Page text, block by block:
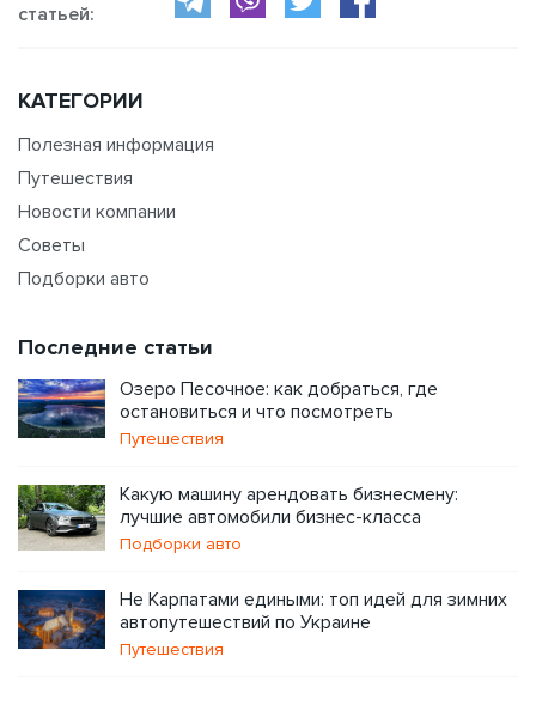
статьей:
КАТЕГОРИИ
Полезная информация
Путешествия
Новости компании
Советы
Подборки авто
Последние статьи
Озеро Песочное: как добраться, где
остановиться и что посмотреть
Путешествия
Какую машину арендовать бизнесмену:
лучшие автомобили бизнес-класса
Подборки авто
Не Карпатами едиными: топ идей для зимних
автопутешествий по Украине
Путешествия